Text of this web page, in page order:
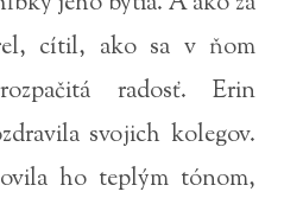
cítil, ako sa v ňom
radosť. Erin
svojich kolegov.
ho teplým tónom,